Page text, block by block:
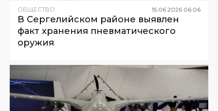
ОБЩЕСТВО 15 06 2026 06:06
В Сергелийском районе выявлен
факт хранения пневматического
оружия